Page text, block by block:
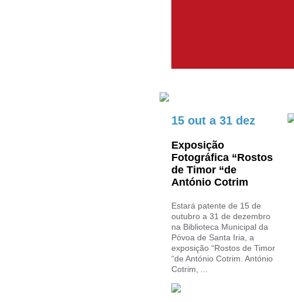
15 out a31 dez
Exposição
Fotográfica “Rostos
de Timor “de
António Cotrim
Estará patente de 15 de
outubro a 31 de dezembro
na Biblioteca Municipal da
Póvoa de Santa Iria, a
exposição “Rostos de Timor
“de António Cotrim. António
Cotrim, ...